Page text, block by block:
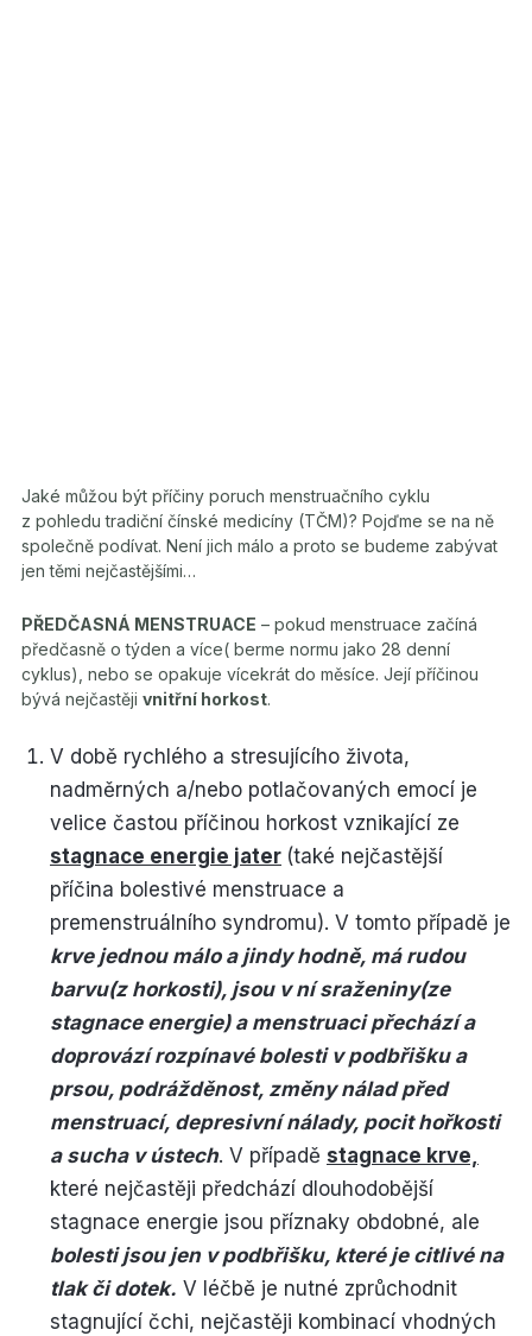
Jaké můžou být příčiny poruch menstruačního cyklu
z pohledu tradiční čínské medicíny (TČM)? Pojďme se na ně
společně podívat. Není jich málo a proto se budeme zabývat
jen těmi nejčastějšími…
PŘEDČASNÁ MENSTRUACE – pokud menstruace začíná
předčasně o týden a více( berme normu jako 28 denní
cyklus), nebo se opakuje vícekrát do měsíce. Její příčinou
bývá nejčastěji vnitřní horkost.
V době rychlého a stresujícího života,
nadměrných a/nebo potlačovaných emocí je
velice častou příčinou horkost vznikající ze
stagnace energie jater (také nejčastější
příčina bolestivé menstruace a
premenstruálního syndromu). V tomto případě je
krve jednou málo a jindy hodně, má rudou
barvu(z horkosti), jsou v ní sraženiny(ze
stagnace energie) a menstruaci přechází a
doprovází rozpínavé bolesti v podbřišku a
prsou, podrážděnost, změny nálad před
menstruací, depresivní nálady, pocit hořkosti
a sucha v ústech. V případě stagnace krve,
které nejčastěji předchází dlouhodobější
stagnace energie jsou příznaky obdobné, ale
bolesti jsou jen v podbřišku, které je citlivé na
tlak či dotek. V léčbě je nutné zprůchodnit
stagnující čchi, nejčastěji kombinací vhodných